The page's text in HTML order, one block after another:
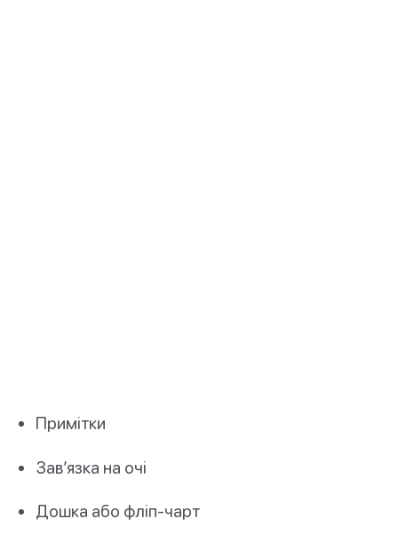
Примітки
Зав’язка на очі
Дошка або фліп-чарт